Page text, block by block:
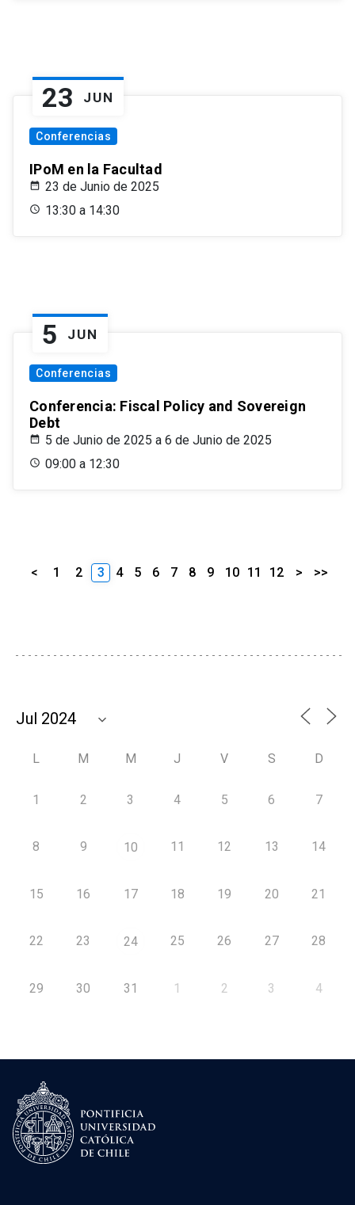
23 JUN
Conferencias
IPoM en la Facultad
23 de Junio de 2025
13:30 a 14:30
5 JUN
Conferencias
Conferencia: Fiscal Policy and Sovereign
Debt
5 de Junio de 2025 a 6 de Junio de 2025
09:00 a 12:30
< 1 2 3 4 5 6 7 8 9 10 11 12 > >>
L M M J V S D
1 2 3 4 5 6 7
8 9 10 11 12 13 14
15 16 17 18 19 20 21
22 23 24 25 26 27 28
29 30 31 1 2 3 4